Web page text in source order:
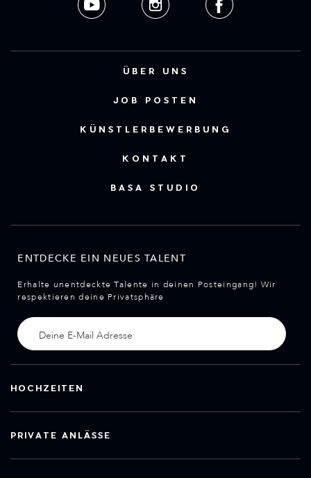
ÜBER UNS
JOB POSTEN
KÜNSTLERBEWERBUNG
KONTAKT
BASA STUDIO
ENTDECKE EIN NEUES TALENT
Erhalte unentdeckte Talente in deinen Posteingang! Wir
respektieren deine Privatsphäre
HOCHZEITEN
PRIVATE ANLÄSSE